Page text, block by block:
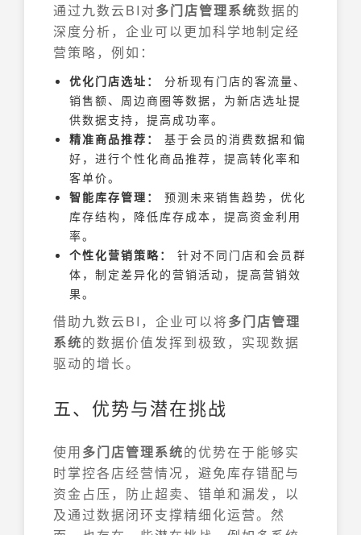
通过九数云BI对多门店管理系统数据的
深度分析，企业可以更加科学地制定经
营策略，例如：
优化门店选址：
分析现有门店的客流量、
销售额、周边商圈等数据，为新店选址提
供数据支持，提高成功率。
精准商品推荐：
基于会员的消费数据和偏
好，进行个性化商品推荐，提高转化率和
客单价。
智能库存管理：
预测未来销售趋势，优化
库存结构，降低库存成本，提高资金利用
率。
个性化营销策略：
针对不同门店和会员群
体，制定差异化的营销活动，提高营销效
果。
借助九数云BI，企业可以将多门店管理
系统的数据价值发挥到极致，实现数据
驱动的增长。
五、优势与潜在挑战
使用多门店管理系统的优势在于能够实
时掌控各店经营情况，避免库存错配与
资金占压，防止超卖、错单和漏发，以
及通过数据闭环支撑精细化运营。然